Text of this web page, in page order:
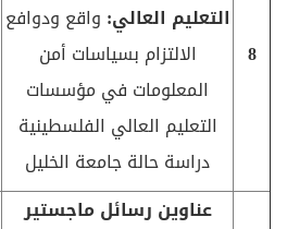
8
التعليم العالي: واقع ودوافع
الالتزام بسياسات أمن
المعلومات في مؤسسات
التعليم العالي الفلسطينية
دراسة حالة جامعة الخليل
عناوين رسائل ماجستير